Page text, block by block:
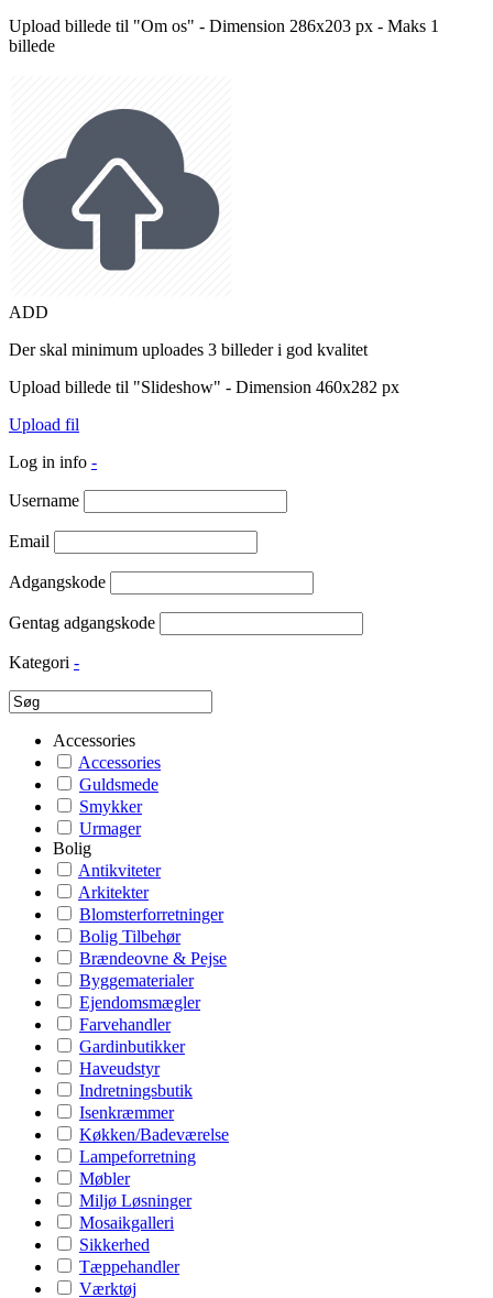
Upload billede til "Om os" - Dimension 286x203 px - Maks 1
billede
ADD
Der skal minimum uploades 3 billeder i god kvalitet
Upload billede til "Slideshow" - Dimension 460x282 px
Upload fil
Log in info -
Username
Email
Adgangskode
Gentag adgangskode
Kategori -
Accessories
Accessories
Guldsmede
Smykker
Urmager
Bolig
Antikviteter
Arkitekter
Blomsterforretninger
Bolig Tilbehør
Brændeovne & Pejse
Byggematerialer
Ejendomsmægler
Farvehandler
Gardinbutikker
Haveudstyr
Indretningsbutik
Isenkræmmer
Køkken/Badeværelse
Lampeforretning
Møbler
Miljø Løsninger
Mosaikgalleri
Sikkerhed
Tæppehandler
Værktøj